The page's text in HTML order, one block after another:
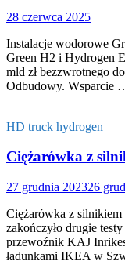
28 czerwca 2025
Instalacje wodorowe
Green H2 i Hydrogen
mld zł bezzwrotnego
Odbudowy. Wsparcie
HD truck hydrogen
Ciężarówka z
27 grudnia 202326
Ciężarówka z
zakończyło drugie
przewoźnik KAJ
ładunkami IKEA w